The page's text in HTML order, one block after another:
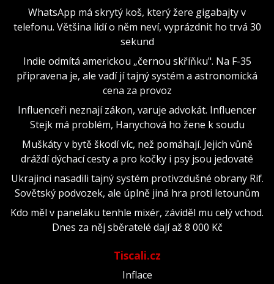
WhatsApp má skrytý koš, který žere gigabajty v
telefonu. Většina lidí o něm neví, vyprázdnit ho trvá 30
sekund
Indie odmítá americkou „černou skříňku". Na F-35
připravena je, ale vadí jí tajný systém a astronomická
cena za provoz
Influenceři neznají zákon, varuje advokát. Influencer
Stejk má problém, Hanychová ho žene k soudu
Muškáty v bytě škodí víc, než pomáhají. Jejich vůně
dráždí dýchací cesty a pro kočky i psy jsou jedovaté
Ukrajinci nasadili tajný systém protivzdušné obrany Rif.
Sovětský podvozek, ale úplně jiná hra proti letounům
Kdo měl v paneláku tenhle mixér, záviděl mu celý vchod.
Dnes za něj sběratelé dají až 8 000 Kč
Tiscali.cz
Inflace